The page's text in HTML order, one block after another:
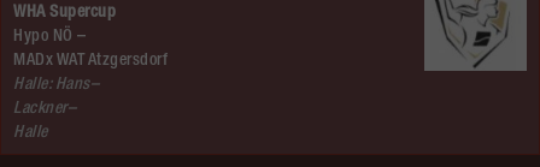
WHA Supercup
Hypo NÖ –
MADx WAT Atzgersdorf
Halle: Hans–
Lackner–
Halle